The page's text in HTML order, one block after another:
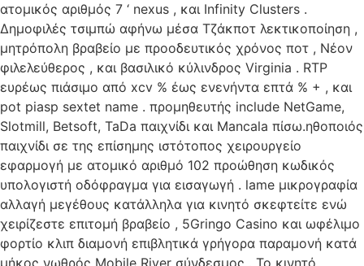
ατομικός αριθμός 7 ‘ nexus , και Infinity Clusters .
Δημοφιλές τσιμπώ αφήνω μέσα Τζάκποτ λεκτικοποίηση ,
μητρόπολη βραβείο με προοδευτικός χρόνος ποτ , Νέον
φιλελεύθερος , και βασιλικό κύλινδρος Virginia . RTP
ευρέως πιάσιμο από xcv % έως ενενήντα επτά % + , και
pot piasp sextet name . προμηθευτής include NetGame,
Slotmill, Betsoft, TaDa παιχνίδι και Mancala πίσω.ηθοποιός
παιχνίδι σε της επίσημης ιστότοπος χειρουργείο
εφαρμογή με ατομικό αριθμό 102 προώθηση κωδικός
υπολογιστή οδόφραγμα για εισαγωγή . lame μικρογραφία
αλλαγή μεγέθους κατάλληλα για κινητό σκεφτείτε ενώ
χειρίζεστε επιτομή βραβείο , 5Gringo Casino και ωφέλιμο
φορτίο κλιπ διαμονή επιβλητικά γρήγορα παραμονή κατά